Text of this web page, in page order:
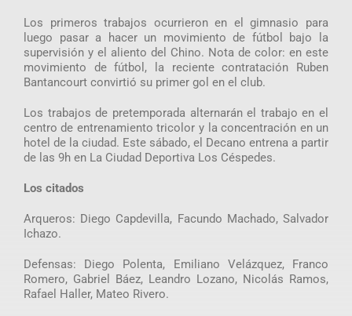
Los primeros trabajos ocurrieron en el gimnasio para
luego pasar a hacer un movimiento de fútbol bajo la
supervisión y el aliento del Chino. Nota de color: en este
movimiento de fútbol, la reciente contratación Ruben
Bantancourt convirtió su primer gol en el club.
Los trabajos de pretemporada alternarán el trabajo en el
centro de entrenamiento tricolor y la concentración en un
hotel de la ciudad. Este sábado, el Decano entrena a partir
de las 9h en La Ciudad Deportiva Los Céspedes.
Los citados
Arqueros: Diego Capdevilla, Facundo Machado, Salvador
Ichazo.
Defensas: Diego Polenta, Emiliano Velázquez, Franco
Romero, Gabriel Báez, Leandro Lozano, Nicolás Ramos,
Rafael Haller, Mateo Rivero.